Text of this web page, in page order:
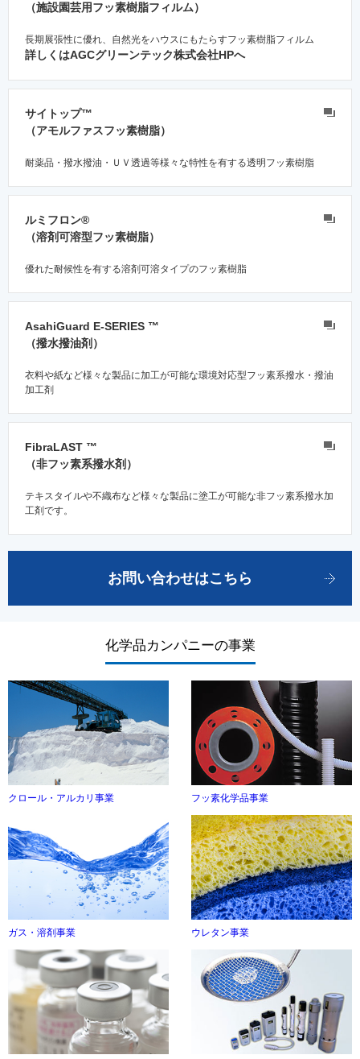
（施設園芸用フッ素樹脂フィルム）
長期展張性に優れ、自然光をハウスにもたらすフッ素樹脂フィルム
詳しくはAGCグリーンテック株式会社HPへ
サイトップ™
（アモルファスフッ素樹脂）
耐薬品・撥水撥油・ＵＶ透過等様々な特性を有する透明フッ素樹脂
ルミフロン®
（溶剤可溶型フッ素樹脂）
優れた耐候性を有する溶剤可溶タイプのフッ素樹脂
AsahiGuard E-SERIES ™
（撥水撥油剤）
衣料や紙など様々な製品に加工が可能な環境対応型フッ素系撥水・撥油
加工剤
FibraLAST ™
（非フッ素系撥水剤）
テキスタイルや不織布など様々な製品に塗工が可能な非フッ素系撥水加
工剤です。
お問い合わせはこちら
化学品カンパニーの事業
クロール・アルカリ事業 フッ素化学品事業
ガス・溶剤事業 ウレタン事業